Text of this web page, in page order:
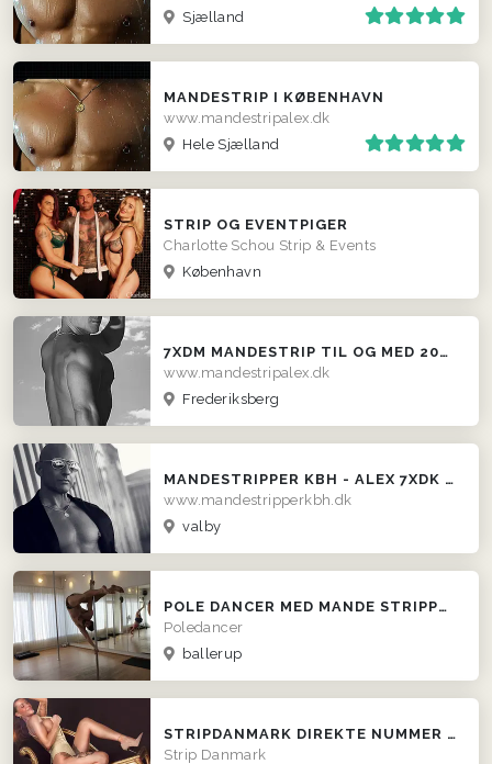
Sjælland
MANDESTRIP I KØBENHAVN
www.mandestripalex.dk
Hele Sjælland
STRIP OG EVENTPIGER
Charlotte Schou Strip & Events
København
7XDM MANDESTRIP TIL OG MED 2016 ! ALEXTHEGREAT!
www.mandestripalex.dk
Frederiksberg
MANDESTRIPPER KBH - ALEX 7XDK MESTER TIL OG MED 2016 !
www.mandestripperkbh.dk
valby
POLE DANCER MED MANDE STRIPPER TEMA I SHOWET
Poledancer
ballerup
STRIPDANMARK DIREKTE NUMMER TIL STRIPPEREN
Strip Danmark